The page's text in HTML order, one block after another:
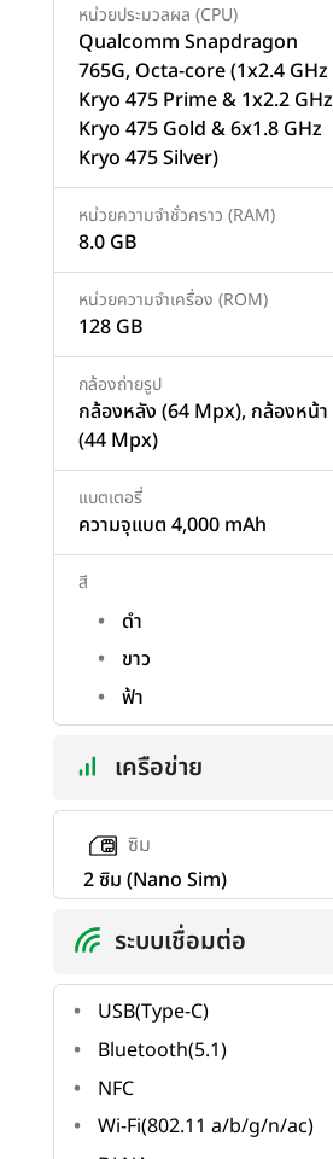
เพิ่มสินค้า
เพิ่มสินค้า
หน่วยประมวลผล (CPU)
Qualcomm Snapdragon
765G, Octa-core (1x2.4 GHz
Kryo 475 Prime & 1x2.2 GHz
Kryo 475 Gold & 6x1.8 GHz
Kryo 475 Silver)
หน่วยความจำชั่วคราว (RAM)
8.0 GB
หน่วยความจำเครื่อง (ROM)
128 GB
กล้องถ่ายรูป
กล้องหลัง (64 Mpx), กล้องหน้า
(44 Mpx)
แบตเตอรี่
ความจุแบต 4,000 mAh
สี
ดำ
ขาว
ฟ้า
เครือข่าย
ซิม
2 ซิม (Nano Sim)
ระบบเชื่อมต่อ
USB(Type-C)
Bluetooth(5.1)
NFC
Wi-Fi(802.11 a/b/g/n/ac)